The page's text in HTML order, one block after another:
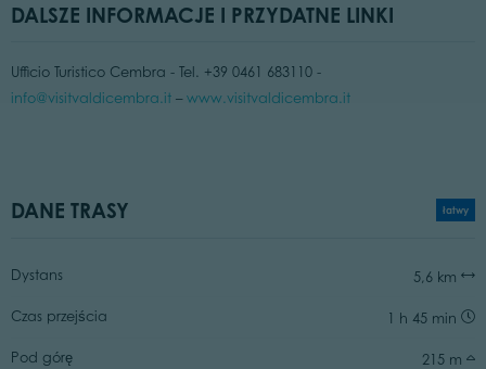
DALSZE INFORMACJE I PRZYDATNE LINKI
Ufficio Turistico Cembra - Tel. +39 0461 683110 -
info@visitvaldicembra.it– www.visitvaldicembra.it
DANE TRASY łatwy
Dystans 5,6 km
Czas przejścia 1 h 45 min
Pod górę 215 m